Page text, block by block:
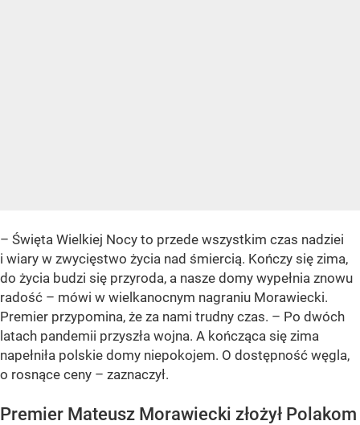
– Święta Wielkiej Nocy to przede wszystkim czas nadziei
i wiary w zwycięstwo życia nad śmiercią. Kończy się zima,
do życia budzi się przyroda, a nasze domy wypełnia znowu
radość – mówi w wielkanocnym nagraniu Morawiecki.
Premier przypomina, że za nami trudny czas. – Po dwóch
latach pandemii przyszła wojna. A kończąca się zima
napełniła polskie domy niepokojem. O dostępność węgla,
o rosnące ceny – zaznaczył.
Premier Mateusz Morawiecki złożył Polakom